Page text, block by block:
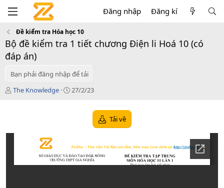
Đăng nhập Đăng kí
Đề kiểm tra Hóa học 10
Bộ đề kiểm tra 1 tiết chương Điện li Hoá 10 (có
đáp án)
Bạn phải đăng nhập để tải
T
ả
The Knowledge
C
o
n
d
27/2/23
Tải về